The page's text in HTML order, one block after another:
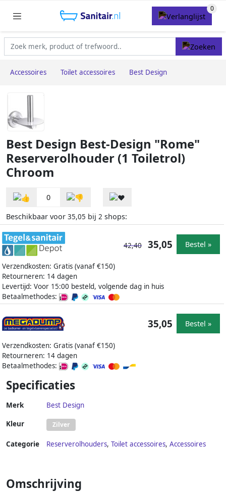
Accessoires Toilet accessoires Best Design
Best Design Best-Design "Rome"
Reserverolhouder (1 Toiletrol)
Chroom
0
Beschikbaar voor 35,05 bij 2 shops:
Verzendkosten: Gratis (vanaf €150)
Retourneren: 14 dagen
Levertijd: Voor 15:00 besteld, volgende dag in huis
Betaalmethodes:
42,40 35,05 Bestel »
Verzendkosten: Gratis (vanaf €150)
Retourneren: 14 dagen
Betaalmethodes:
35,05 Bestel »
Specificaties
Merk Best Design
Kleur Zilver
Categorie Reserverolhouders, Toilet accessoires, Accessoires
Omschrijving